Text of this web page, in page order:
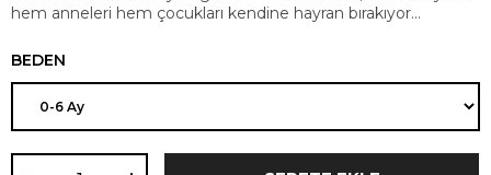
hem anneleri hem çocukları kendine hayran bırakıyor...
BEDEN